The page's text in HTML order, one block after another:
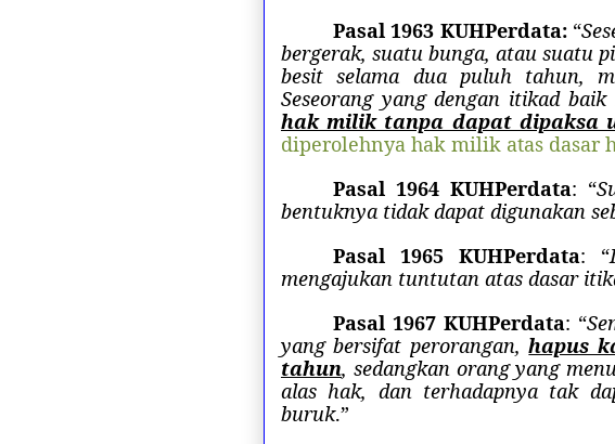
Pasal 1963 KUHPerdata: “
bergerak, suatu bunga, atau suatu
besit selama dua puluh tahun,
Seseorang yang dengan itikad baik
hak milik tanpa dapat dipaksa
diperolehnya hak milik atas dasar
Pasal 1964 KUHPerdata: “
bentuknya tidak dapat digunakan
Pasal 1965 KUHPerdata: “
mengajukan tuntutan atas dasar
Pasal 1967 KUHPerdata: “
yang bersifat perorangan,hapus
tahun, sedangkan orang yang
alas hak, dan terhadapnya tak
buruk.”